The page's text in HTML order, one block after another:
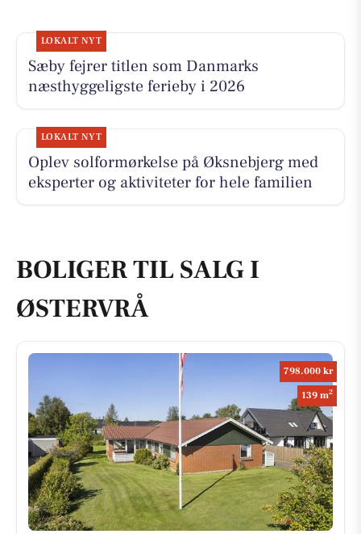
LOKALT NYT
Sæby fejrer titlen som Danmarks
næsthyggeligste ferieby i 2026
LOKALT NYT
Oplev solformørkelse på Øksnebjerg med
eksperter og aktiviteter for hele familien
BOLIGER TIL SALG I
ØSTERVRÅ
798.000 kr
139 m2